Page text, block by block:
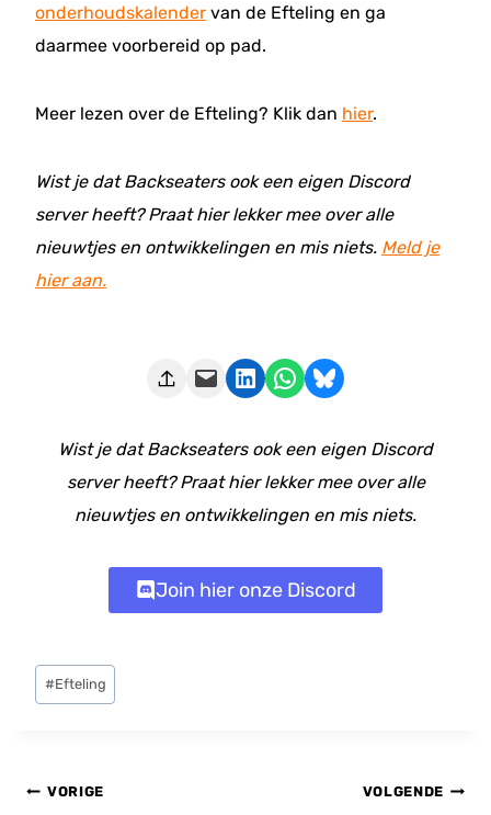
onderhoudskalender van de Efteling en ga
daarmee voorbereid op pad.
Meer lezen over de Efteling? Klik dan hier.
Wist je dat Backseaters ook een eigen Discord
server heeft? Praat hier lekker mee over alle
nieuwtjes en ontwikkelingen en mis niets. Meld je
hier aan.
Deze pagina e-mailen Delen op LinkedIn Delen via WhatsApp Share on Bluesky
Wist je dat Backseaters ook een eigen Discord
server heeft? Praat hier lekker mee over alle
nieuwtjes en ontwikkelingen en mis niets.
Join hier onze Discord
Bericht
tags:
#Efteling
Bericht
VORIGE VOLGENDE